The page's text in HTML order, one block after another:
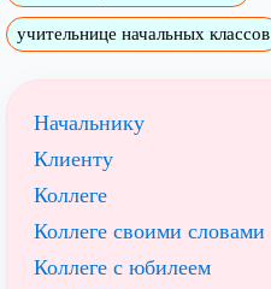
учительнице начальных классов
Начальнику
Клиенту
Коллеге
Коллеге своими словами
Коллеге с юбилеем